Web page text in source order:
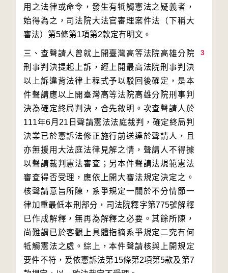
用之法律或命令，發生有牴觸憲法之疑義者，
始得為之，司法院大法官審理案件法（下稱大
3
三、查聲請人曾就上開臺灣高等法院高雄分院
刑事判決提起上訴，經上開最高法院刑事判決
以上訴違背法律上程式予以駁回後確定，是本
件聲請應以上開臺灣高等法院高雄分院刑事判
決為確定終局判決，合先敘明。次查聲請人於
111年6月21日聲請憲法法庭裁判，確定終局判
決業已於憲訴法修正施行前送達於聲請人，且
亦無援用大法庭法律見解之情，聲請人不得據
以聲請裁判憲法審查；另本件聲請法規範憲法
審查得否受理，應依上開大審法規定決定之。
核聲請意旨所陳，系爭規定一關於不分情節一
律加重最低本刑部分，司法院釋字第775號解釋
已作成解釋，無再為解釋之必要。其餘所陳，
尚難謂已於客觀上具體指摘系爭規定二究有何
牴觸憲法之處。綜上，本件聲請核與上開規定
要件不符，爰依憲訴法第15條第2項第5款及第7